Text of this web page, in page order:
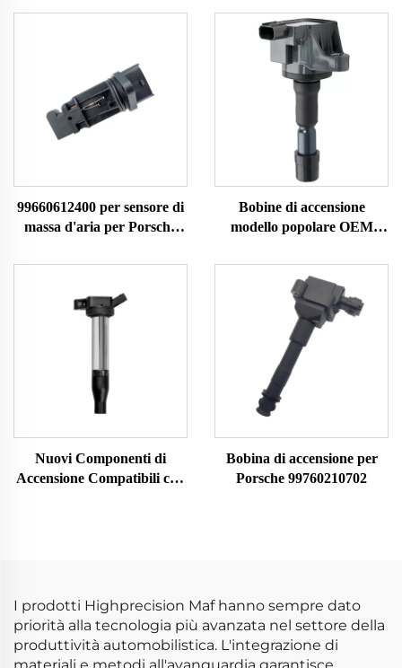
99660612400 per sensore di
massa d'aria per Porsche
MF080 38714 7516222
0891058 99660612400
Bobine di accensione
modello popolare OEM
30520RB0S01 CM11116
UF626 per Honda AC-URA
Bobina De Encendido Del
Coche
Nuovi Componenti di
Accensione Compatibili con
Bobina di accensione per
Porsche 99760210702
I prodotti Highprecision Maf hanno sempre dato
priorità alla tecnologia più avanzata nel settore della
produttività automobilistica. L'integrazione di